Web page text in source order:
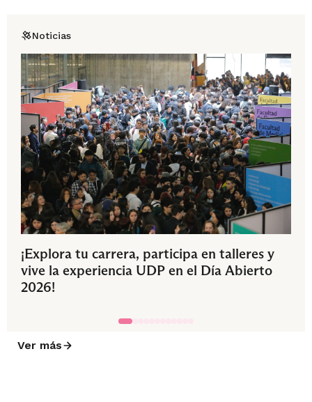
Noticias
¡Explora tu carrera, participa en talleres y
vive la experiencia UDP en el Día Abierto
2026!
Ver más